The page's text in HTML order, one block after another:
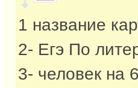
1 название
2- Егэ По
3- человек на